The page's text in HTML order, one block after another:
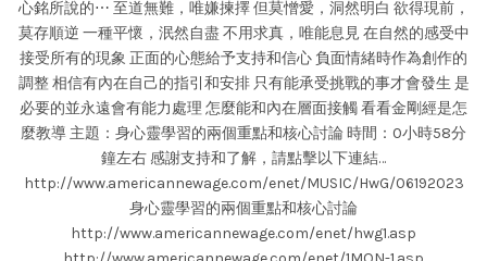
心銘所說的⋯ 至道無難，唯嫌揀擇 但莫憎愛，洞然明白 欲得現前，
莫存順逆 一種平懷，泯然自盡 不用求真，唯能息見 在自然的感受中
接受所有的現象 正面的心態給予支持和信心 負面情緒時作為創作的
調整 相信有內在自己的指引和安排 只有能承受挑戰的事才會發生 是
必要的並永遠會有能力處理 怎麼能和內在層面接觸 看看金剛經是怎
麼教導 主題：身心靈學習的兩個重點和核心討論 時間：0小時58分
鐘左右 感謝支持和了解，請點擊以下連結…
http://www.americannewage.com/enet/MUSIC/HwG/06192023
身心靈學習的兩個重點和核心討論
http://www.americannewage.com/enet/hwg1.asp